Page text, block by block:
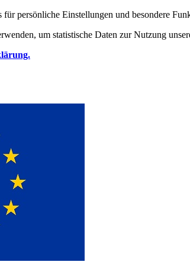
persönliche Einstellungen und besondere
um statistische Daten zur Nutzung